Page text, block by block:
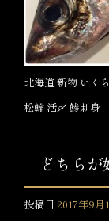
北海道 新物 いく
松輪 活〆 鯵刺身
どちらが
投稿日 2017年9月